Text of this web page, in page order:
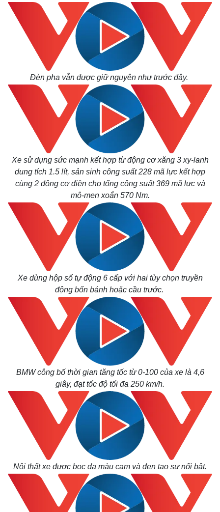
Kinh tế
Bất động sản
Khởi nghiệp
Thị trường
Giá vàng
Tiêu dùng
Tỷ giá
Chứng khoán
Giá cà phê
Đèn pha vẫn được giữ nguyên như trước đây.
Xe sử dụng sức mạnh kết hợp từ động cơ xăng 3 xy-lanh
dung tích 1.5 lít, sản sinh công suất 228 mã lực kết hợp
cùng 2 động cơ điện cho tổng công suất 369 mã lực và
mô-men xoắn 570 Nm.
Xe dùng hộp số tự động 6 cấp với hai tùy chọn truyền
động bốn bánh hoặc cầu trước.
BMW công bố thời gian tăng tốc từ 0-100 của xe là 4,6
giây, đạt tốc độ tối đa 250 km/h.
Nội thất xe được bọc da màu cam và đen tạo sự nổi bật.